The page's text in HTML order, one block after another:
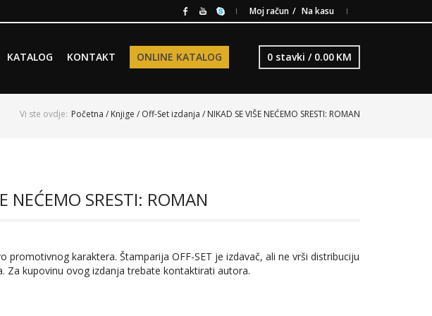
Moj račun Na kasu
KATALOG KONTAKT ONLINE KATALOG 0 stavki / 0.00 KM
Vi ste ovdje: Početna / Knjige / Off-Set izdanja / NIKAD SE VIŠE NEĆEMO SRESTI: ROMAN
NEĆEMO SRESTI: ROMAN
promotivnog karaktera. Štamparija OFF-SET je izdavač, ali ne vrši distribuciju
Za kupovinu ovog izdanja trebate kontaktirati autora.